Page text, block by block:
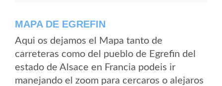
MAPA DE EGREFIN
Aqui os dejamos el Mapa tanto de
carreteras como del pueblo de Egrefin del
estado de Alsace en Francia podeis ir
manejando el zoom para cercaros o alejaros